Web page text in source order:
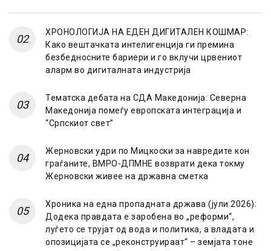
ХРОНОЛОГИЈА НА ЕДЕН ДИГИТАЛЕН КОШМАР:
Како вештачката интелигенција ги премина
безбедносните бариери и го вклучи црвениот
аларм во дигиталната индустрија
Тематска дебата на СДА Македонија: Северна
Македонија помеѓу европската интеграција и
“Српскиот свет”
Жерновски удри по Мицкоски за навредите кон
граѓаните, ВМРО-ДПМНЕ возврати дека токму
Жерновски живее на државна сметка
Хроника на една пропадната држава (јули 2026):
Додека правдата е заробена во „реформи“,
луѓето се трујат од вода и политика, а владата и
опозицијата се „реконструираат“ – земјата тоне